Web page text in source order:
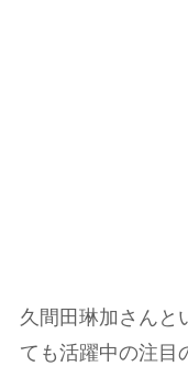
久間田琳加さんと
ても活躍中の注目